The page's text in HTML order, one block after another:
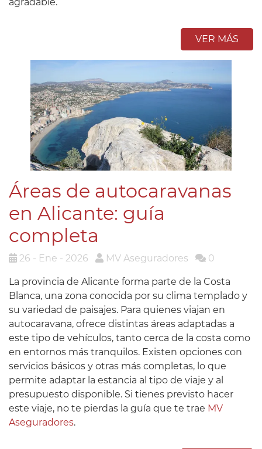
VER MÁS
Áreas de autocaravanas
en Alicante: guía
completa
26 - Ene - 2026 MV Aseguradores 0
La provincia de Alicante forma parte de la Costa
Blanca, una zona conocida por su clima templado y
su variedad de paisajes. Para quienes viajan en
autocaravana, ofrece distintas áreas adaptadas a
este tipo de vehículos, tanto cerca de la costa como
en entornos más tranquilos. Existen opciones con
servicios básicos y otras más completas, lo que
permite adaptar la estancia al tipo de viaje y al
presupuesto disponible. Si tienes previsto hacer
este viaje, no te pierdas la guía que te trae MV
Aseguradores.